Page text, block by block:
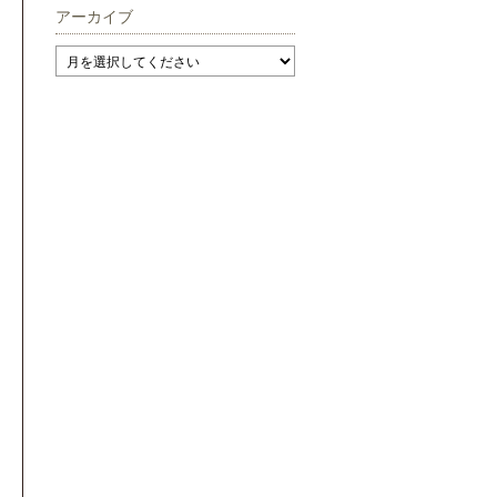
アーカイブ